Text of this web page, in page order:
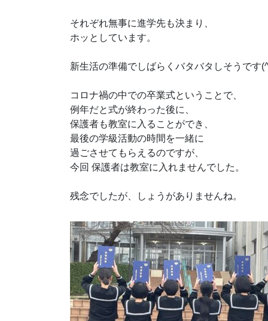
それぞれ無事に進学先も決まり、
ホッとしています。
新生活の準備でしばらくバタバタしそうです
コロナ禍の中での卒業式ということで、
例年だと式が終わった後に、
保護者も教室に入ることができ、
最後の学級活動の時間を一緒に
過ごさせてもらえるのですが、
今回 保護者は教室に入れませんでした。
残念でしたが、しょうがありませんね。